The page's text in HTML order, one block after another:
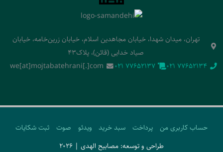
تهران، میدان شهدا، خیابان مجاهدین اسلام، خیابان زرین‌خامه، خیابان
صیاد خدایی (قائن)، پلاک43
‭021 77652134‬
‭021 77652137‬
we[at]mojtabatehrani[.]com
حساب کاربری من پرداخت سبد خرید ویدئو صوت
ثبت شکایات
طراحی و توسعه: مصابیح الهدی | 2026